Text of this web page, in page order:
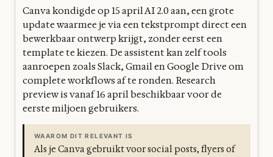
Canva kondigde op 15 april AI 2.0 aan, een grote
update waarmee je via een tekstprompt direct een
bewerkbaar ontwerp krijgt, zonder eerst een
template te kiezen. De assistent kan zelf tools
aanroepen zoals Slack, Gmail en Google Drive om
complete workflows af te ronden. Research
preview is vanaf 16 april beschikbaar voor de
eerste miljoen gebruikers.
WAAROM DIT RELEVANT IS
Als je Canva gebruikt voor social posts, flyers of